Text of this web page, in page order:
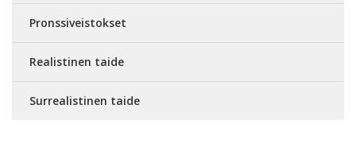
Pronssiveistokset
Realistinen taide
Surrealistinen taide